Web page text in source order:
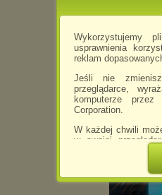
Wykorzystujemy
usprawnienia
reklam
Jeśli nie
przeglądarce,
komputerze
Corporation.
W każdej chwili
w swojej
Jednocześnie
spowodować